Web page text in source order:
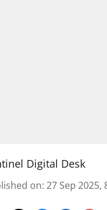
Digital Desk
on: 27 Sep 2025,